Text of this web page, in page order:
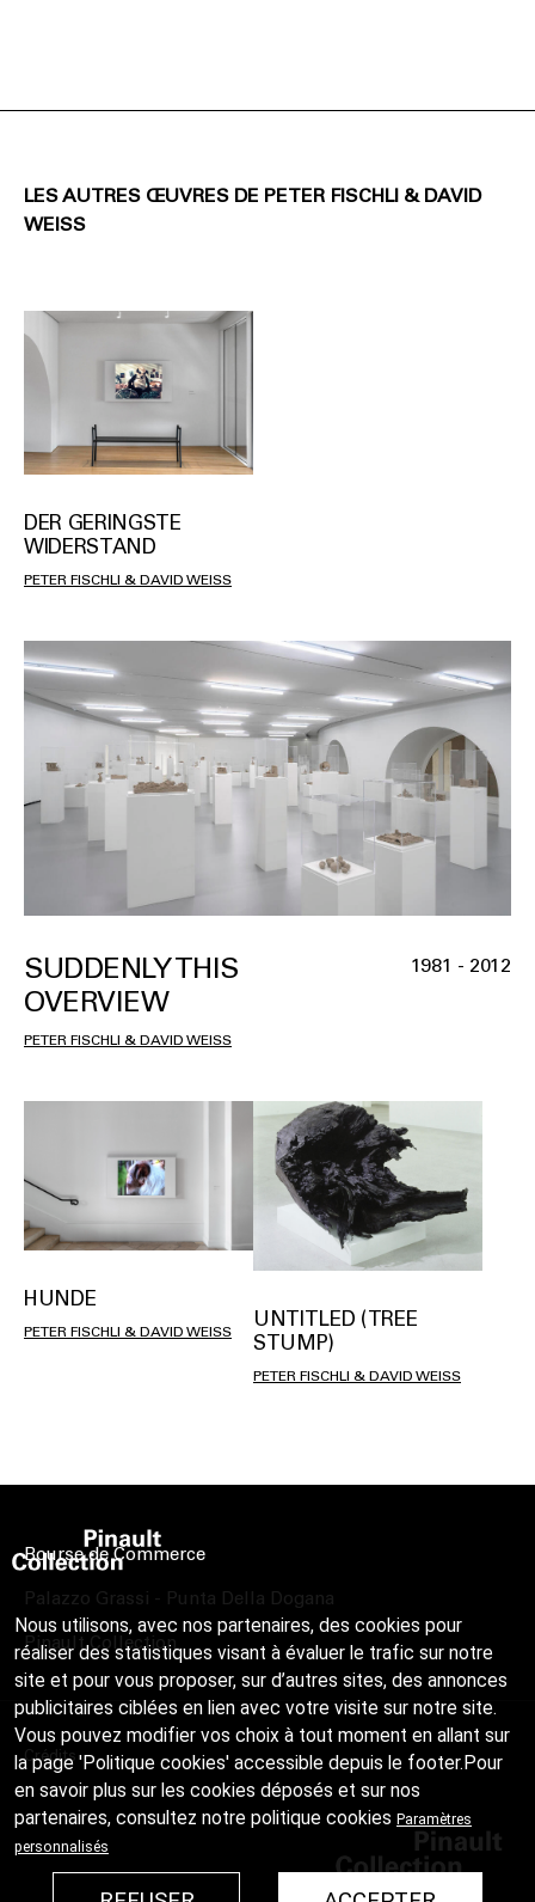
LES AUTRES ŒUVRES DE PETER FISCHLI & DAVID
WEISS
DER GERINGSTE
WIDERSTAND
PETER FISCHLI & DAVID WEISS
SUDDENLY THIS
OVERVIEW
1981 - 2012
PETER FISCHLI & DAVID WEISS
HUNDE
PETER FISCHLI & DAVID WEISS
UNTITLED (TREE
STUMP)
PETER FISCHLI & DAVID WEISS
Bourse de Commerce
Palazzo Grassi - Punta Della Dogana
Pinault Collection
Crédits
Nous utilisons, avec nos partenaires, des cookies pour
réaliser des statistiques visant à évaluer le trafic sur notre
site et pour vous proposer, sur d’autres sites, des annonces
publicitaires ciblées en lien avec votre visite sur notre site.
Vous pouvez modifier vos choix à tout moment en allant sur
la page 'Politique cookies' accessible depuis le footer.Pour
en savoir plus sur les cookies déposés et sur nos
partenaires, consultez notre politique cookies Paramètres
personnalisés